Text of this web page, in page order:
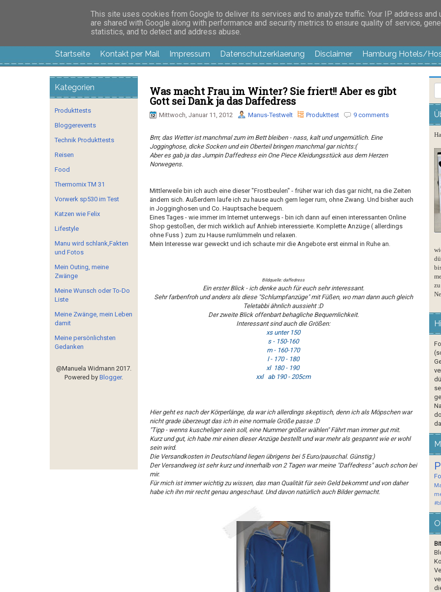
Manus Testwelt, alles außer langweilig
Startseite Kontakt per Mail Impressum Datenschutzerklaerung Disclaimer Hamburg Hotels/
Was macht Frau im Winter? Sie friert!! Aber es gibt
Gott sei Dank ja das Daffedress
Mittwoch, Januar 11, 2012 Manus-Testwelt Produkttest 9 comments
Brrr, das Wetter ist manchmal zum im Bett bleiben - nass, kalt und ungemütlich. Eine
Jogginghose, dicke Socken und ein Oberteil bringen manchmal gar nichts:(
Aber es gab ja das Jumpin Daffedress ein One Piece Kleidungsstück aus dem Herzen
Norwegens.
Mittlerweile bin ich auch eine dieser "Frostbeulen" - früher war ich das gar nicht, na die Zeiten
ändern sich. Außerdem laufe ich zu hause auch gern leger rum, ohne Zwang. Und bisher auch
in Jogginghosen und Co. Hauptsache bequem.
Eines Tages - wie immer im Internet unterwegs - bin ich dann auf einen interessanten Online
Shop gestoßen, der mich wirklich auf Anhieb interessierte. Komplette Anzüge ( allerdings
ohne Fuss ) zum zu Hause rumlümmeln und relaxen.
Mein Interesse war geweckt und ich schaute mir die Angebote erst einmal in Ruhe an.
Bildquelle: daffedress
Ein erster Blick - ich denke auch für euch sehr interessant.
Sehr farbenfroh und anders als diese "Schlumpfanzüge" mit Füßen, wo man dann auch gleich
Teletabbi ähnlich aussieht :D
Der zweite Blick offenbart behagliche Bequemlichkeit.
Interessant sind auch die Größen:
xs unter 150
s - 150-160
m - 160-170
l - 170 - 180
xl 180 - 190
xxl ab 190 - 205cm
Hier geht es nach der Körperlänge, da war ich allerdings skeptisch, denn ich als Möpschen war
nicht grade überzeugt das ich in eine normale Größe passe :D
"Tipp - wenns kuscheliger sein soll, eine Nummer größer wählen" Fährt man immer gut mit.
Kurz und gut, ich habe mir einen dieser Anzüge bestellt und war mehr als gespannt wie er wohl
sein wird.
Die Versandkosten in Deutschland liegen übrigens bei 5 Euro/pauschal. Günstig:)
Der Versandweg ist sehr kurz und innerhalb von 2 Tagen war meine "Daffedress" auch schon bei
mir.
Für mich ist immer wichtig zu wissen, das man Qualität für sein Geld bekommt und von daher
habe ich ihn mir recht genau angeschaut. Und davon natürlich auch Bilder gemacht.
Kategorien
Produkttests
Bloggerevents
Technik Produkttests
Reisen
Food
Thermomix TM 31
Vorwerk sp530 im Test
Katzen wie Felix
Lifestyle
Manu wird schlank,Fakten
und Fotos
Mein Outing, meine
Zwänge
Meine Wunsch oder To-Do
Liste
Meine Zwänge, mein Leben
damit
Meine persönlichsten
Gedanken
@Manuela Widmann 2017.
Powered by Blogger.
This site uses cookies from Google to deliver its services and to analyze traffic. Your IP address and
are shared with Google along with performance and security metrics to ensure quality of service,
statistics, and to detect and address abuse.